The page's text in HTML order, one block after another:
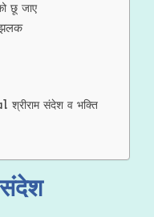
छू जाए
श्रीराम संदेश व भक्ति